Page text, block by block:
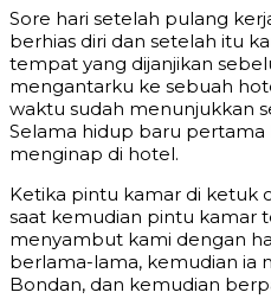
Sore hari setelah pulang
berhias diri dan setelah itu
tempat yang dijanjikan
mengantarku ke sebuah
waktu sudah menunjukkan
Selama hidup baru pertama
menginap di hotel.
Ketika pintu kamar di ketuk
saat kemudian pintu kamar
menyambut kami dengan
berlama-lama, kemudian ia
Bondan, dan kemudian